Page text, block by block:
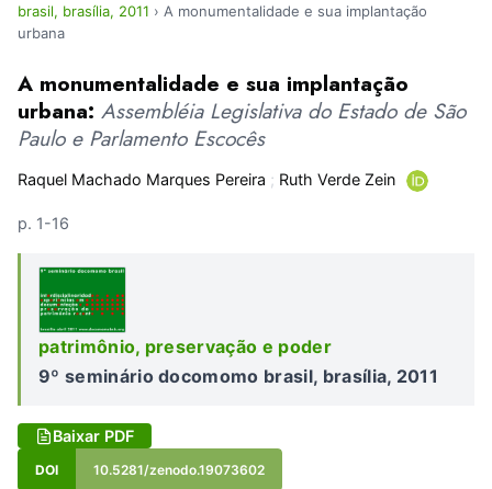
brasil, brasília, 2011 › A monumentalidade e sua implantação
urbana
A monumentalidade e sua implantação
urbana: Assembléia Legislativa do Estado de São
Paulo e Parlamento Escocês
Raquel Machado Marques Pereira ; Ruth Verde Zein
p. 1-16
patrimônio, preservação e poder
9º seminário docomomo brasil, brasília, 2011
Baixar PDF
DOI 10.5281/zenodo.19073602